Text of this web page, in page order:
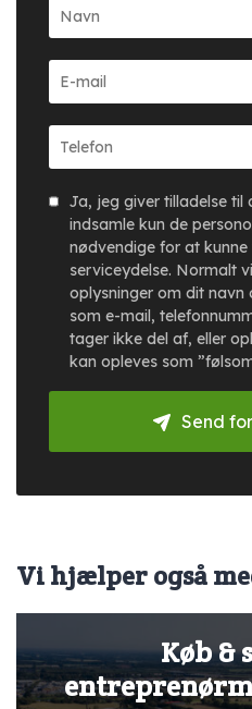
Ja, jeg giver tilladelse til
indsamle kun de
nødvendige for at kunne
serviceydelse. Normalt
oplysninger om dit
som e-mail,
tager ikke del af, eller
kan opleves som
Send
Vi hjælper også
Køb &